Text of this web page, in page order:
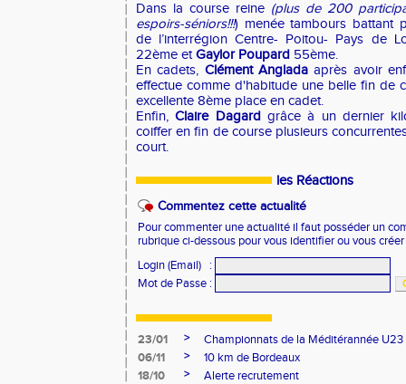
Dans la course reine (plus de 200
espoirs-séniors!!!) menée tambours battant
de l’interrégion Centre- Poitou- Pays de
22ème etGaylor Poupard 55ème.
En cadets, Clément Angladaaprès avoir
effectue comme d'habitude une belle fin de
excellente 8ème place en cadet.
Enfin,Claire Dagard grâce à un dernier
coiffer en fin de course plusieurs
court.
les Réactions
Commentez cette actualité
Pour commenter une actualité il faut posséder un
rubrique ci-dessous pour vous identifier ou vous
Login (Email)
:
Mot de Passe :
23/01 >
Championnats de la Méditérannée U23
06/11
>
10 km de Bordeaux
18/10
>
Alerte recrutement